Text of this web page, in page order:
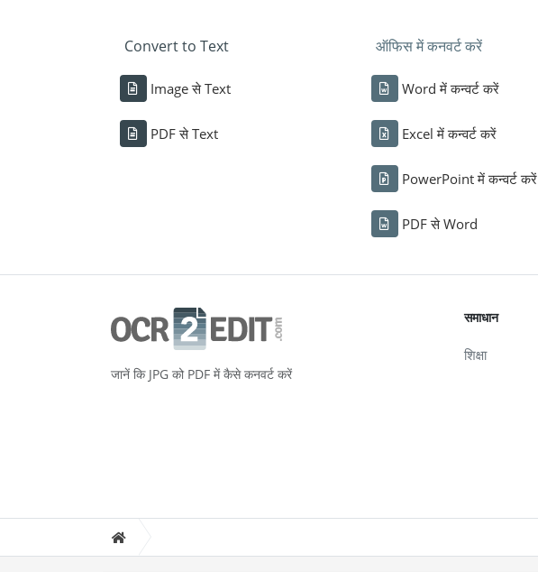
Convert to Text
Image से Text
PDF से Text
ऑफिस में कनवर्ट करें
Word में कन्वर्ट करें
Excel में कन्वर्ट करें
PowerPoint में कन्वर्ट करें
PDF से Word
जानें कि JPG को PDF में कैसे कनवर्ट करें
समाधान
शिक्षा